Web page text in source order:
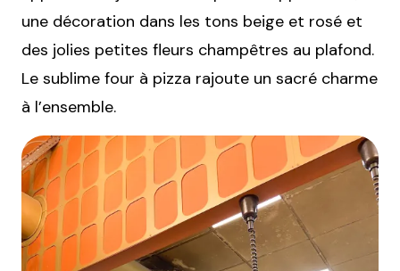
une décoration dans les tons beige et rosé et
des jolies petites fleurs champêtres au plafond.
Le sublime four à pizza rajoute un sacré charme
à l’ensemble.